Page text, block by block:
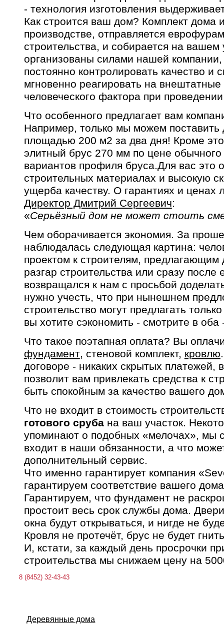
- технология изготовления
Как строится ваш дом? Комплект дома
производстве, отправляется
строительства, и собирается на вашем
организованы силами нашей компании,
постоянно контролировать качество и
мгновенно реагировать на внештатные
человеческого фактора при
Что особенного предлагает вам
Например, только мы можем
площадью 200 м2 за два дня! Кроме
элитный брус 270 мм по цене
вариантов профиля бруса.Для вас это
строительных материалах и высокую
ущерба качеству. О гарантиях и ценах
Директор Дмитрий Сергеевич:
«Серьёзный дом не может стоить
Чем оборачивается экономия. За
наблюдалась следующая картина:
проектом к строителям,
разгар строительства или сразу после
возвращался к нам с просьбой
нужно учесть, что при нынешнем
строительство могут предлагать
вы хотите сэкономить - смотрите в оба
Что такое поэтапная оплата? Вы
фундамент, стеновой комплект, кровлю
договоре - никаких скрытых платежей,
позволит вам привлекать средства к
быть спокойным за качество вашего
Что не входит в стоимость
готового срубана ваш участок.
упоминают о подобных «мелочах», мы
входит в наши обязанности, а что
дополнительный сервис.
Что именно гарантирует компания
гарантируем соответствие вашего
Гарантируем, что фундамент не
простоит весь срок службы дома.
окна будут открываться, и нигде не
Кровля не протечёт, брус не будет
И, кстати, за каждый день просрочки
строительства мы снижаем цену на
8 (8452) 32-43-43
Деревянные дома